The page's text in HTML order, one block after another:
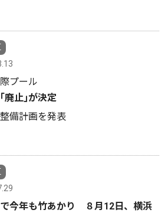
プール
廃止｣が決定
備計画を発表
今年も竹あかり ８月12日、横浜